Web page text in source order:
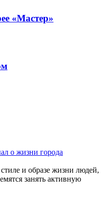
«Мастер»
и образе жизни людей,
занять активную